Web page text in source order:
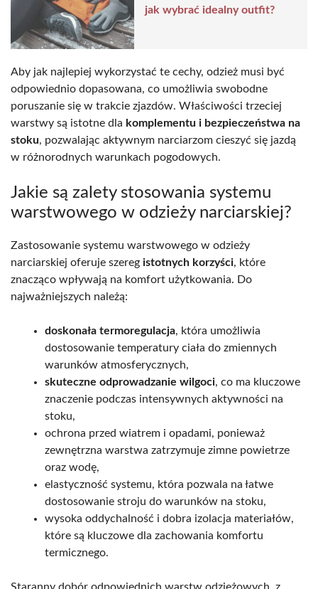
jak wybrać idealny outfit?
Aby jak najlepiej wykorzystać te cechy, odzież musi być
odpowiednio dopasowana, co umożliwia swobodne
poruszanie się w trakcie zjazdów. Właściwości trzeciej
warstwy są istotne dla komplementu i bezpieczeństwa na
stoku, pozwalając aktywnym narciarzom cieszyć się jazdą
w różnorodnych warunkach pogodowych.
Jakie są zalety stosowania systemu
warstwowego w odzieży narciarskiej?
Zastosowanie systemu warstwowego w odzieży
narciarskiej oferuje szereg istotnych korzyści, które
znacząco wpływają na komfort użytkowania. Do
najważniejszych należą:
doskonała termoregulacja, która umożliwia
dostosowanie temperatury ciała do zmiennych
warunków atmosferycznych,
skuteczne odprowadzanie wilgoci, co ma kluczowe
znaczenie podczas intensywnych aktywności na
stoku,
ochrona przed wiatrem i opadami, ponieważ
zewnętrzna warstwa zatrzymuje zimne powietrze
oraz wodę,
elastyczność systemu, która pozwala na łatwe
dostosowanie stroju do warunków na stoku,
wysoka oddychalność i dobra izolacja materiałów,
które są kluczowe dla zachowania komfortu
termicznego.
Staranny dobór odpowiednich warstw odzieżowych, z